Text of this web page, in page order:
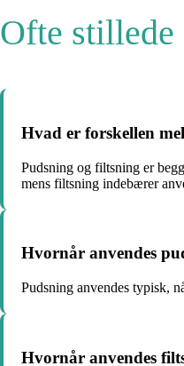
Ofte stillede
Hvad er forskellen
Pudsning og filtsning er
mens filtsning indebærer
Hvornår anvendes
Pudsning anvendes typisk,
Hvornår anvendes